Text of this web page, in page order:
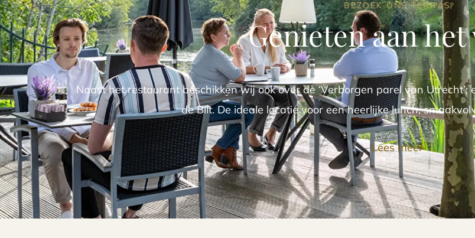
BEZOEK ONS TERRAS
Genieten aan
Naast het restaurant beschikken wij ook over de ‘Verborgen parel van
de Bilt. De ideale locatie voor een heerlijke lunch,
Lees meer